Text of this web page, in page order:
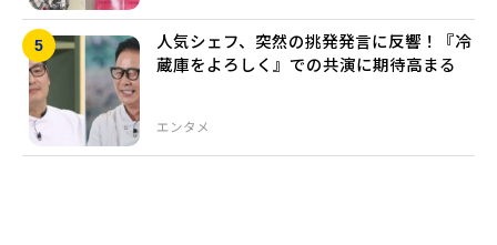
エンタメ
人気シェフ、突然の挑発発言に反響！『冷
蔵庫をよろしく』での共演に期待高まる